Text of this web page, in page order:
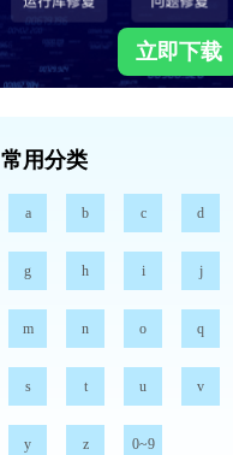
立即下载
常用分类
a b c d
g h i j
m n o q
s t u v
y z 0~9